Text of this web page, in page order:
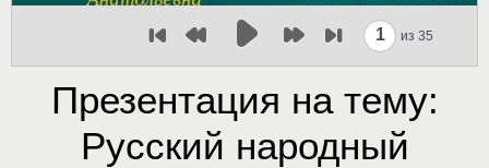
1 из 35
Презентация на тему:
Русский народный